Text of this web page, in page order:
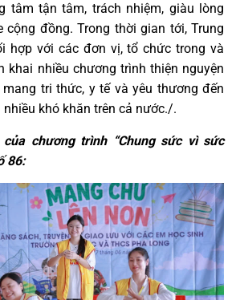
tâm tận tâm, trách nhiệm, giàu lòng
cộng đồng. Trong thời gian tới, Trung
hợp với các đơn vị, tổ chức trong và
khai nhiều chương trình thiện nguyện
tri thức, y tế và yêu thương đến
khó khăn trên cả nước./.
chương trình “Chung sức vì sức
86: